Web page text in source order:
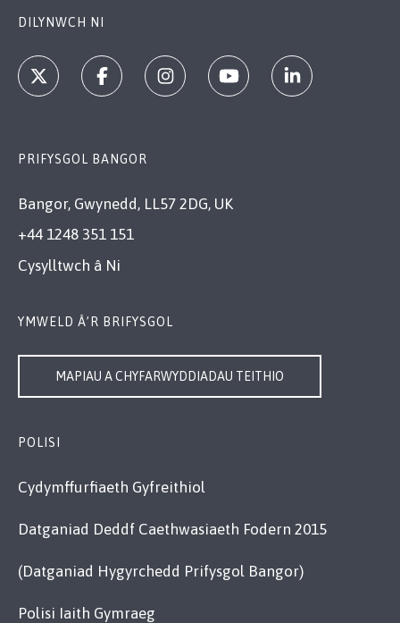
DILYNWCH NI
PRIFYSGOL BANGOR
Bangor, Gwynedd, LL57 2DG, UK
+44 1248 351 151
Cysylltwch â Ni
YMWELD Â’R BRIFYSGOL
MAPIAU A CHYFARWYDDIADAU TEITHIO
POLISI
Cydymffurfiaeth Gyfreithiol
Datganiad Deddf Caethwasiaeth Fodern 2015
(Datganiad Hygyrchedd Prifysgol Bangor)
Polisi Iaith Gymraeg